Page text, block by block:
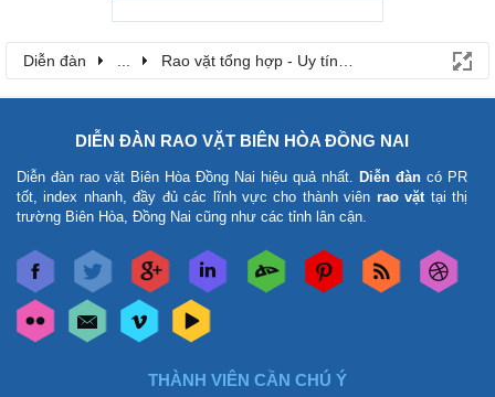
Diễn đàn Rao vặt tổng hợp - Uy tín - Miễn phí
DIỄN ĐÀN RAO VẶT BIÊN HÒA ĐỒNG NAI
Diễn đàn rao vặt Biên Hòa Đồng Nai hiệu quả nhất. Diễn đàn có PR
tốt, index nhanh, đầy đủ các lĩnh vực cho thành viên rao vặt tại thị
trường Biên Hòa, Đồng Nai cũng như các tỉnh lân cận.
THÀNH VIÊN CẦN CHÚ Ý